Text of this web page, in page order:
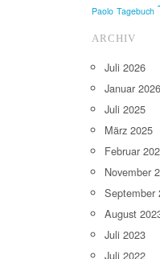
Paolo Tagebuch
ARCHIV
Juli 2026
Januar 2026
Juli 2025
März 2025
Februar
November
September
August
Juli 2023
Juli 2022